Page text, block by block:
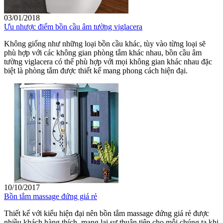
03/01/2018
Ưu nhược điểm bồn cầu âm tường viglacera
Không giống như những loại bồn cầu khác, tùy vào từng loại sẽ
phù hợp với các không gian phòng tắm khác nhau, bồn cầu âm
tường viglacera có thể phù hợp với mọi không gian khác nhau đặc
biệt là phòng tắm được thiết kế mang phong cách hiện đại.
10/10/2017
Bồn tắm massage đứng giá rẻ
Thiết kế với kiểu hiện đại nên bồn tắm massage đứng giá rẻ được